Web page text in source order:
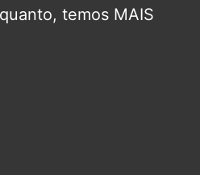
temos MAIS